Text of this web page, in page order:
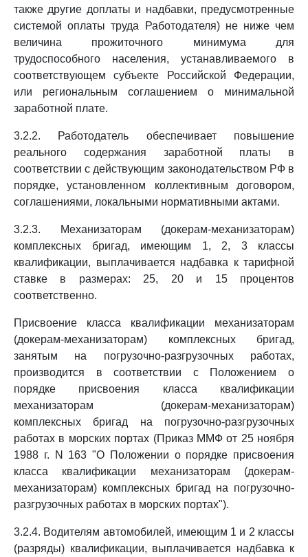
также другие доплаты и надбавки, предусмотренные
системой оплаты труда Работодателя) не ниже чем
величина прожиточного минимума для
трудоспособного населения, устанавливаемого в
соответствующем субъекте Российской Федерации,
или региональным соглашением о минимальной
заработной плате.
3.2.2. Работодатель обеспечивает повышение
реального содержания заработной платы в
соответствии с действующим законодательством РФ в
порядке, установленном коллективным договором,
соглашениями, локальными нормативными актами.
3.2.3. Механизаторам (докерам-механизаторам)
комплексных бригад, имеющим 1, 2, 3 классы
квалификации, выплачивается надбавка к тарифной
ставке в размерах: 25, 20 и 15 процентов
соответственно.
Присвоение класса квалификации механизаторам
(докерам-механизаторам) комплексных бригад,
занятым на погрузочно-разгрузочных работах,
производится в соответствии с Положением о
порядке присвоения класса квалификации
механизаторам (докерам-механизаторам)
комплексных бригад на погрузочно-разгрузочных
работах в морских портах (Приказ ММФ от 25 ноября
1988 г. N 163 "О Положении о порядке присвоения
класса квалификации механизаторам (докерам-
механизаторам) комплексных бригад на погрузочно-
разгрузочных работах в морских портах").
3.2.4. Водителям автомобилей, имеющим 1 и 2 классы
(разряды) квалификации, выплачивается надбавка к